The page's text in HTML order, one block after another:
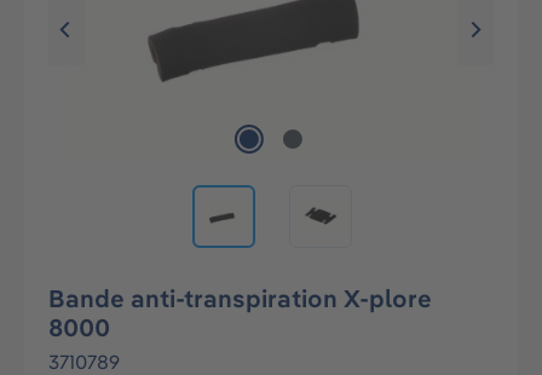
Bande anti-transpiration X-plore
8000
3710789